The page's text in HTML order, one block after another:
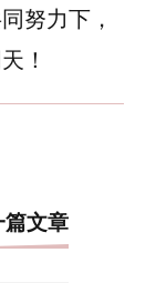
努力下，
！
篇文章